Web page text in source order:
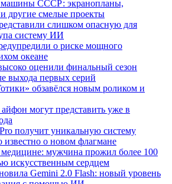
машины СССР: экранопланы,
другие смелые проекты
слишком опасную для
систему ИИ
о риске мощного
океане
оценили финальный сезон
выхода первых серий
обзавёлся новым роликом и
могут представить уже в
получит уникальную систему
известно о новом флагмане
мужчина прожил более 100
искусственным сердцем
Gemini 2.0 Flash: новый уровень